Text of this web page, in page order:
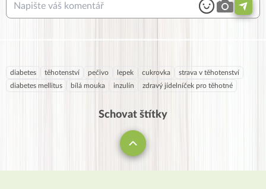
diabetes těhotenství pečivo lepek cukrovka
strava v těhotenství
diabetes mellitus
bílá mouka inzulín zdravý jídelníček pro těhotné
Schovat štítky